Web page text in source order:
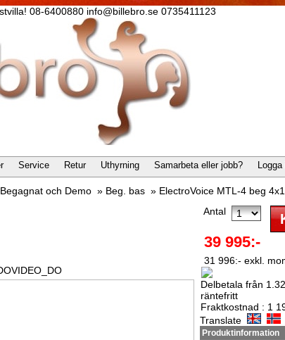
08-6400880 info@billebro.se 0735411123
Service Retur Uthyrning Samarbeta eller jobb? Logga
Begagnat och Demo » Beg. bas » ElectroVoice MTL-4 beg
Antal
39 995:-
31 996:- exkl.
Delbetala från
räntefritt
Fraktkostnad : 1
Translate
Produktinformation